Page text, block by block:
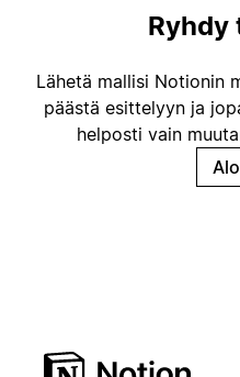
Ryhdy
Lähetä mallisi Notionin
päästä esittelyyn ja
helposti vain